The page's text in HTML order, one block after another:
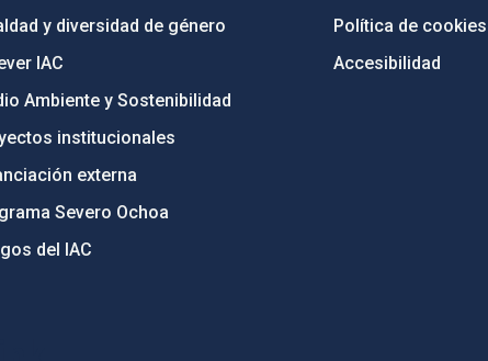
y diversidad de género
IAC
Ambiente y Sostenibilidad
institucionales
externa
Severo Ochoa
del IAC
Política de cookies
Accesibilidad